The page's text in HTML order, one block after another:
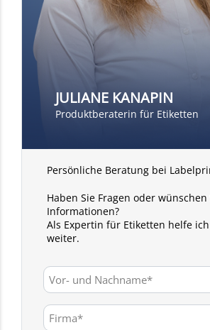
JULIANE KANAPIN
Produktberaterin für Etiketten
Persönliche Beratung bei
Haben Sie Fragen oder
Informationen?
Als Expertin für Etiketten helfe
weiter.